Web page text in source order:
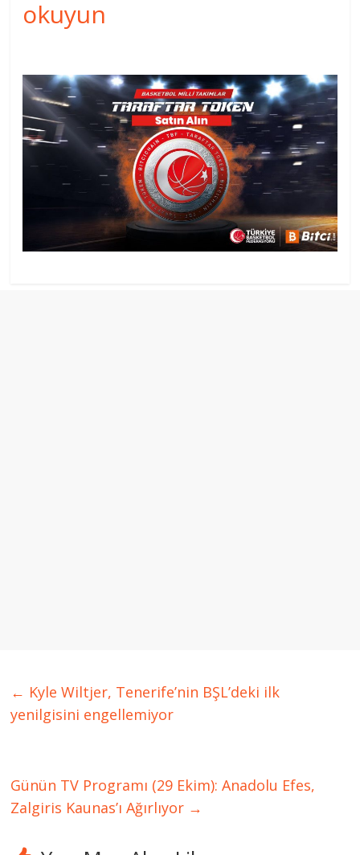
okuyun
← Kyle Wiltjer, Tenerife’nin BŞL’deki ilk
yenilgisini engellemiyor
Günün TV Programı (29 Ekim): Anadolu Efes,
Zalgiris Kaunas’ı Ağırlıyor →